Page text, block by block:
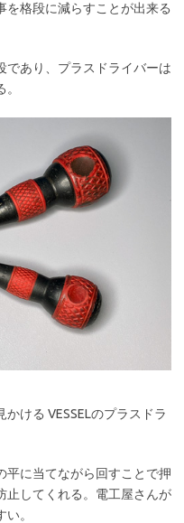
を格段に減らすことが出来る
であり、プラスドライバーは
ける VESSELのプラスドラ
平に当てながら回すことで押
止してくれる。電工屋さんが
。